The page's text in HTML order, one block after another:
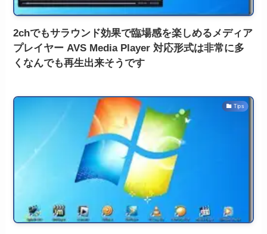
2chでもサラウンド効果で臨場感を楽しめるメディア
プレイヤー AVS Media Player 対応形式は非常に多
くなんでも再生出来そうです
Tips